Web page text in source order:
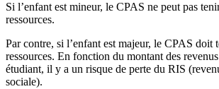
Si l’enfant est mineur, le CPAS ne peut pas
ressources.
Par contre, si l’enfant est majeur, le CPAS doit
ressources. En fonction du montant des
étudiant, il y a un risque de perte du RIS
sociale).